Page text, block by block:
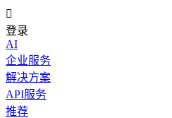

登录
AI
企业服务
解决方案
API服务
推荐